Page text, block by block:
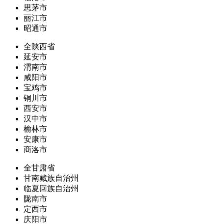
思茅市
丽江市
昭通市
全陕西省
延安市
渭南市
咸阳市
宝鸡市
铜川市
西安市
汉中市
榆林市
安康市
商洛市
全甘肃省
甘南藏族自治州
临夏回族自治州
陇南市
定西市
庆阳市